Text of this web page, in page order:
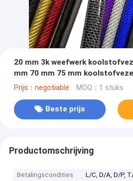
20 mm 3k weefwerk
mm 70 mm 75 mm
Prijs：negotiable MOQ：1 stuks
Beste prijs
Productomschrijving
Betalingscondities
L/C, D/A, D/P,